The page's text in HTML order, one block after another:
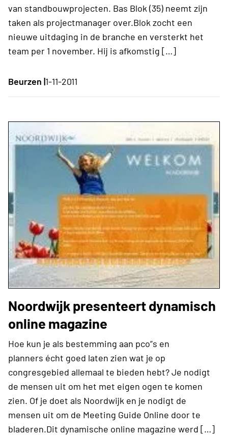
van standbouwprojecten. Bas Blok (35) neemt zijn
taken als projectmanager over.Blok zocht een
nieuwe uitdaging in de branche en versterkt het
team per 1 november. Hij is afkomstig […]
Beurzen |1-11-2011
Noordwijk presenteert dynamisch
online magazine
Hoe kun je als bestemming aan pco”s en
planners écht goed laten zien wat je op
congresgebied allemaal te bieden hebt? Je nodigt
de mensen uit om het met eigen ogen te komen
zien. Of je doet als Noordwijk en je nodigt de
mensen uit om de Meeting Guide Online door te
bladeren.Dit dynamische online magazine werd […]